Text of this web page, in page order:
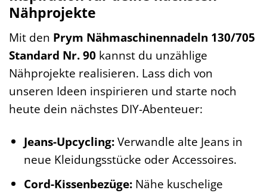
Nähprojekte
Mit den Prym Nähmaschinennadeln 130/705
Standard Nr. 90 kannst du unzählige
Nähprojekte realisieren. Lass dich von
unseren Ideen inspirieren und starte noch
heute dein nächstes DIY-Abenteuer:
Jeans-Upcycling:Verwandle alte Jeans in
neue Kleidungsstücke oder Accessoires.
Cord-Kissenbezüge:Nähe kuschelige